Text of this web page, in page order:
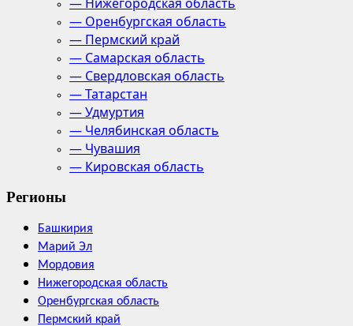
— Оренбургская область
— Пермский край
— Самарская область
— Свердловская область
— Татарстан
— Удмуртия
— Челябинская область
— Чувашия
— Кировская область
Регионы
Башкирия
Марий Эл
Мордовия
Нижегородская область
Оренбургская область
Пермский край